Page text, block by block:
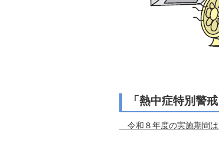
「熱中症特別警
令和８年度の実施期間は